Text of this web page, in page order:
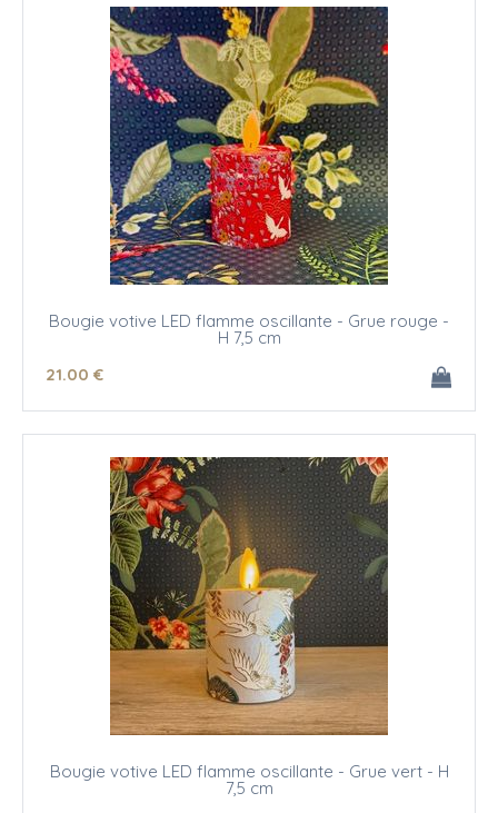
Bougie votive LED flamme oscillante - Grue rouge -
H 7,5 cm
21.00 €
Bougie votive LED flamme oscillante - Grue vert - H
7,5 cm